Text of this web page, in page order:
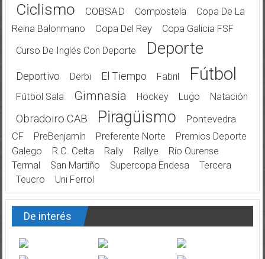
Ciclismo COBSAD Compostela
Copa De La
Reina Balonmano
Copa Del Rey
Copa Galicia FSF
Curso De Inglés Con Deporte
Deporte
Deportivo Derbi El Tiempo Fabril Fútbol
Fútbol Sala Gimnasia Hockey Lugo Natación
Obradoiro CAB Piragüismo
Pontevedra
CF
PreBenjamín Preferente Norte
Premios Deporte
Galego
R.C. Celta Rally Rallye
Río Ourense
Termal
San Martiño Supercopa Endesa
Tercera
Teucro
Uni Ferrol
De interés